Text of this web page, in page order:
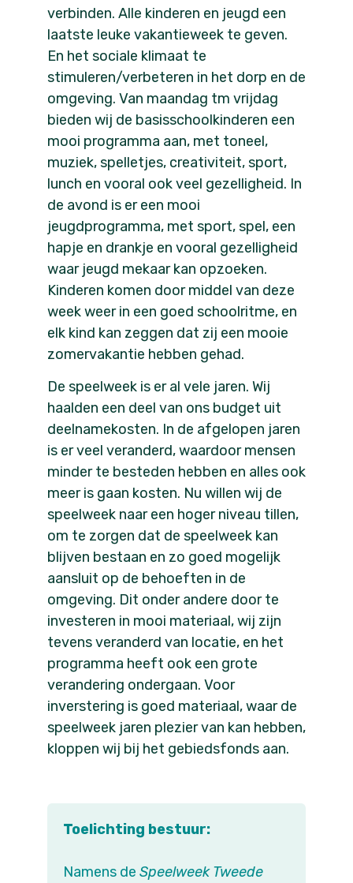
verbinden. Alle kinderen en jeugd een
laatste leuke vakantieweek te geven.
En het sociale klimaat te
stimuleren/verbeteren in het dorp en de
omgeving. Van maandag tm vrijdag
bieden wij de basisschoolkinderen een
mooi programma aan, met toneel,
muziek, spelletjes, creativiteit, sport,
lunch en vooral ook veel gezelligheid. In
de avond is er een mooi
jeugdprogramma, met sport, spel, een
hapje en drankje en vooral gezelligheid
waar jeugd mekaar kan opzoeken.
Kinderen komen door middel van deze
week weer in een goed schoolritme, en
elk kind kan zeggen dat zij een mooie
zomervakantie hebben gehad.
De speelweek is er al vele jaren. Wij
haalden een deel van ons budget uit
deelnamekosten. In de afgelopen jaren
is er veel veranderd, waardoor mensen
minder te besteden hebben en alles ook
meer is gaan kosten. Nu willen wij de
speelweek naar een hoger niveau tillen,
om te zorgen dat de speelweek kan
blijven bestaan en zo goed mogelijk
aansluit op de behoeften in de
omgeving. Dit onder andere door te
investeren in mooi materiaal, wij zijn
tevens veranderd van locatie, en het
programma heeft ook een grote
verandering ondergaan. Voor
inverstering is goed materiaal, waar de
speelweek jaren plezier van kan hebben,
kloppen wij bij het gebiedsfonds aan.
Toelichting bestuur:
Namens de Speelweek Tweede